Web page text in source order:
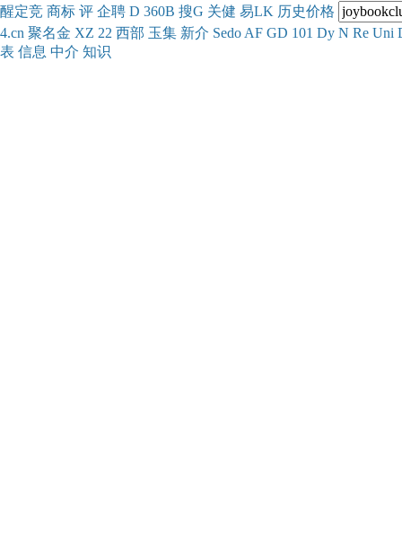
醒定竞 商标 评 企聘 D 360B 搜G 关健 易LK 历史价格
4.cn 聚名金 XZ 22 西部 玉集 新介 Sedo AF GD 101 Dy N Re Uni
表 信息 中介 知识